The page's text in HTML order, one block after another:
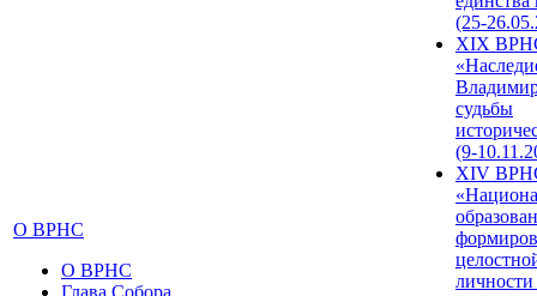
О ВРНС
О ВРНС
Глава Собора
(25-
XIX
судьбы
(9-
XIV